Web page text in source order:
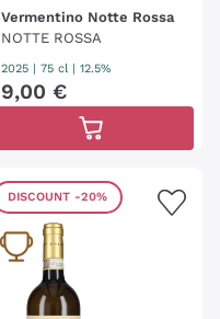
Vermentino Notte Rossa
NOTTE ROSSA
2025 75 cl | 12.5%
9,00 €
DISCOUNT -20%